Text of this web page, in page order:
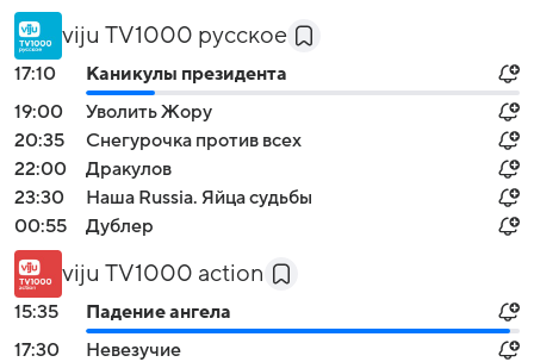
viju TV1000 русское
17:10
Каникулы президента
19:00
Уволить Жору
20:35
Снегурочка против всех
22:00
Дракулов
23:30
Наша Russia. Яйца судьбы
00:55
Дублер
viju TV1000 action
15:35
Падение ангела
17:30
Невезучие